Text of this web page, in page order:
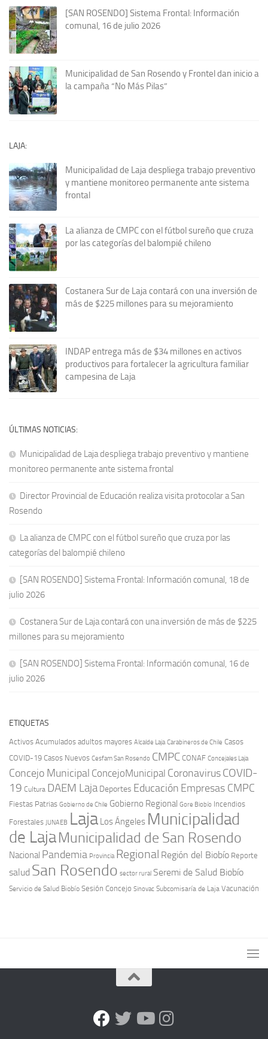
[SAN ROSENDO] Sistema Frontal: Información
comunal, 16 de julio 2026
Municipalidad de San Rosendo y Frontel dan inicio a
la campaña “No Más Pilas”
LAJA:
Municipalidad de Laja despliega trabajo preventivo
y mantiene monitoreo permanente ante sistema
frontal
La alianza de CMPC con el fútbol sureño que cruza
por las categorías del balompié chileno
Costanera Sur de Laja contará con una inversión de
más de $225 millones para su mejoramiento
INDAP entrega más de $34 millones en activos
productivos para fortalecer la agricultura familiar
campesina de Laja
ÚLTIMAS NOTICIAS:
Municipalidad de Laja despliega trabajo preventivo y mantiene
monitoreo permanente ante sistema frontal
Director Provincial de Educación realiza visita protocolar a San
Rosendo
La alianza de CMPC con el fútbol sureño que cruza por las
categorías del balompié chileno
[SAN ROSENDO] Sistema Frontal: Información comunal, 18 de
julio 2026
Costanera Sur de Laja contará con una inversión de más de $225
millones para su mejoramiento
[SAN ROSENDO] Sistema Frontal: Información comunal, 16 de
julio 2026
ETIQUETAS
Activos Acumulados adultos mayores Alcalde Laja Carabineros de Chile Casos
COVID-19 Casos Nuevos Cesfam San Rosendo CMPC CONAF Concejales Laja
Concejo Municipal ConcejoMunicipal CoronavirusCOVID-
19 Cultura DAEM Laja Deportes Educación Empresas CMPC
Fiestas Patrias Gobierno de Chile Gobierno Regional Gore Biobío Incendios
Forestales JUNAEB Laja Los Ángeles Municipalidad
de LajaMunicipalidad de San Rosendo
Nacional Pandemia Provincia Regional Región del Biobío Reporte
salud San Rosendo sector rural Seremi de Salud Biobío
Servicio de Salud Biobío Sesión Concejo Sinovac Subcomisaría de Laja Vacunación